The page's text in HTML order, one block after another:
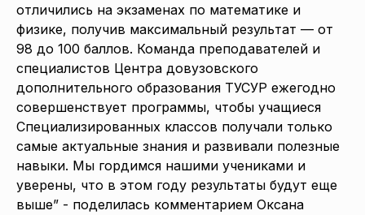
отличились на экзаменах по математике и
физике, получив максимальный результат — от
98 до 100 баллов. Команда преподавателей и
специалистов Центра довузовского
дополнительного образования ТУСУР ежегодно
совершенствует программы, чтобы учащиеся
Специализированных классов получали только
самые актуальные знания и развивали полезные
навыки. Мы гордимся нашими учениками и
уверены, что в этом году результаты будут еще
выше” - поделилась комментарием Оксана